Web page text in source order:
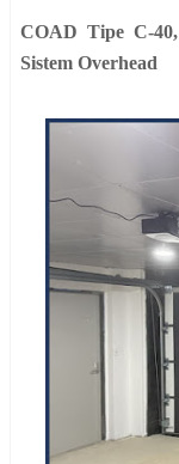
COAD Tipe C-
Sistem Overhead